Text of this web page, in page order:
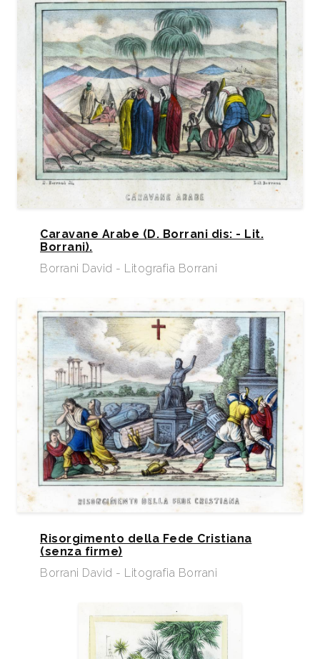
Caravane Arabe (D. Borrani dis: - Lit.
Borrani).
Borrani David - Litografia Borrani
Risorgimento della Fede Cristiana
(senza firme)
Borrani David - Litografia Borrani